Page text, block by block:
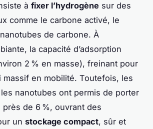
à fixer l’hydrogène sur des
comme le carbone activé, le
de carbone. À
la capacité d’adsorption
2 % en masse), freinant pour
massif en mobilité. Toutefois, les
nanotubes ont permis de porter
près de 6 %, ouvrant des
un stockage compact, sûr et